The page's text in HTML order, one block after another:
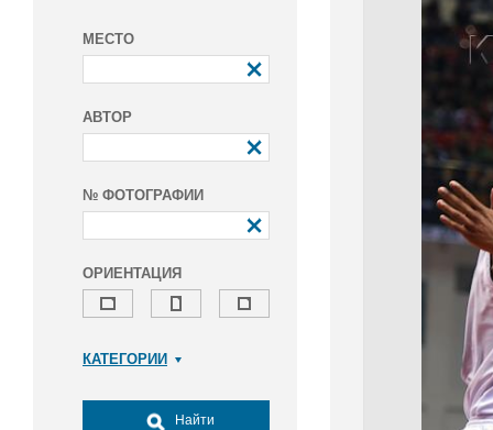
МЕСТО
АВТОР
№ ФОТОГРАФИИ
ОРИЕНТАЦИЯ
КАТЕГОРИИ
Досуг, туризм и отдых
Найти